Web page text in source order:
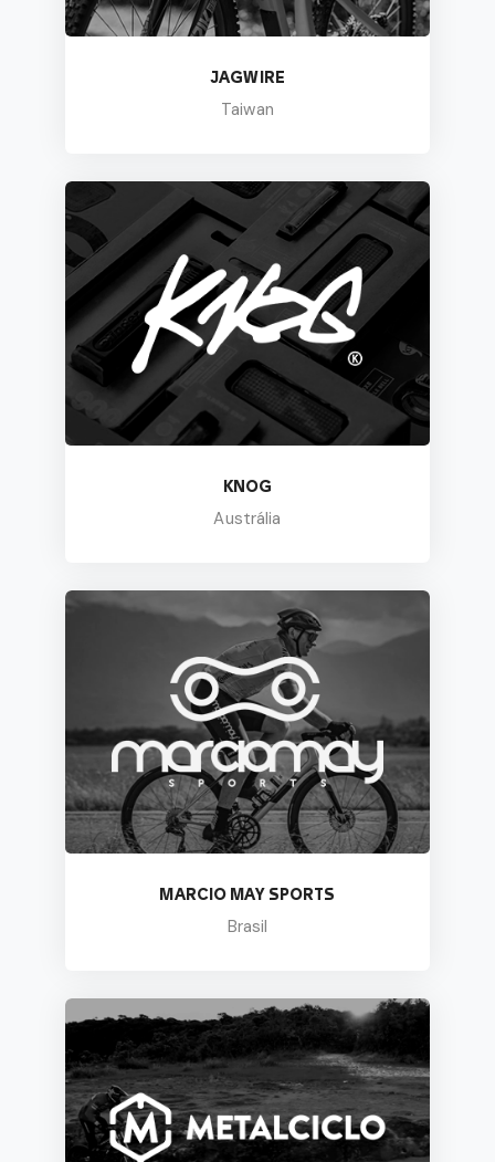
JAGWIRE
Taiwan
KNOG
Austrália
MARCIO MAY SPORTS
Brasil